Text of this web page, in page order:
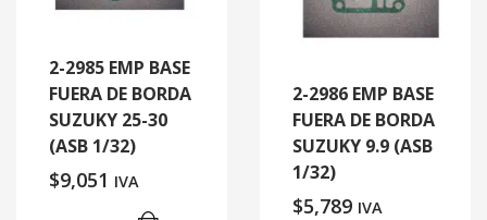
2-2985 EMP BASE
FUERA DE BORDA
SUZUKY 25-30
(ASB 1/32)
$9,051 IVA
2-2986 EMP BASE
FUERA DE BORDA
SUZUKY 9.9 (ASB
1/32)
$5,789 IVA